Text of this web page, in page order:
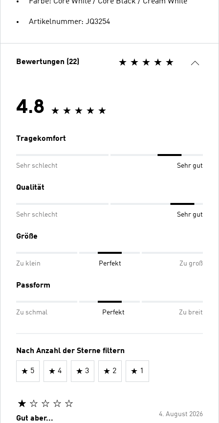
Artikelnummer: JQ3254
Bewertungen (22)
4.8
Tragekomfort
Sehr schlecht Sehr gut
Qualität
Sehr schlecht Sehr gut
Größe
Zu klein Perfekt Zu groß
Passform
Zu schmal Perfekt Zu breit
Nach Anzahl der Sterne filtern
5 4 3 2 1
4. August 2026
Gut aber...